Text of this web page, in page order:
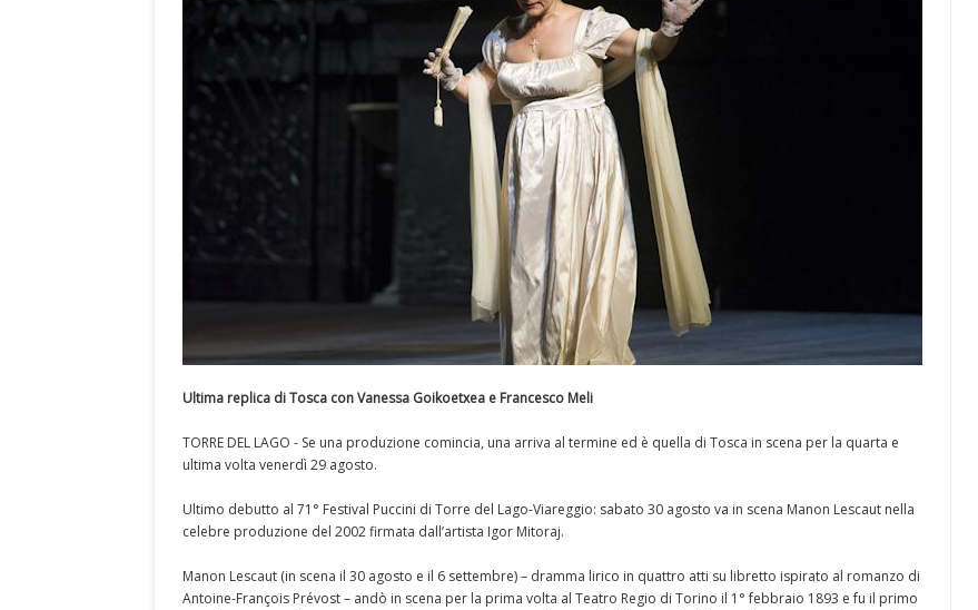
Ultima replica di Tosca con Vanessa Goikoetxea e Francesco Meli
TORRE DEL LAGO - Se una produzione comincia, una arriva al termine ed è quella di Tosca in scena per la quarta e
ultima volta venerdì 29 agosto.
Ultimo debutto al 71° Festival Puccini di Torre del Lago-Viareggio: sabato 30 agosto va in scena Manon Lescaut nella
celebre produzione del 2002 firmata dall’artista Igor Mitoraj.
Manon Lescaut (in scena il 30 agosto e il 6 settembre) – dramma lirico in quattro atti su libretto ispirato al romanzo di
Antoine-François Prévost – andò in scena per la prima volta al Teatro Regio di Torino il 1° febbraio 1893 e fu il primo